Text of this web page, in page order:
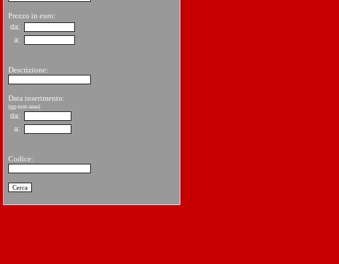
Prezzo in euro:
da:
a:
Descrizione:
Data inserimento:
(gg-mm-aaaa)
da:
a:
Codice: